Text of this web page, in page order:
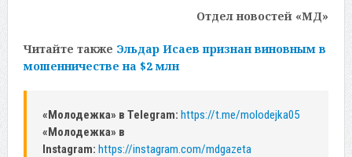
Отдел новостей «МД»
Читайте также Эльдар Исаев признан виновным в
мошенничестве на $2 млн
«Молодежка» в Telegram: https://t.me/molodejka05
«Молодежка» в
Instagram: https://instagram.com/mdgazeta